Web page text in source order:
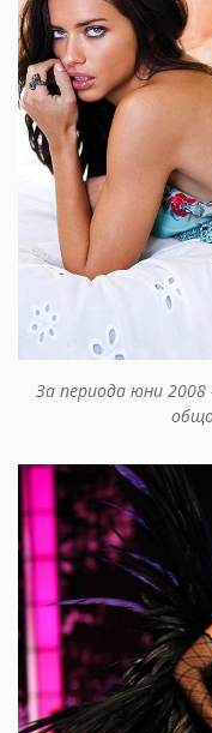
За периода юни 2008